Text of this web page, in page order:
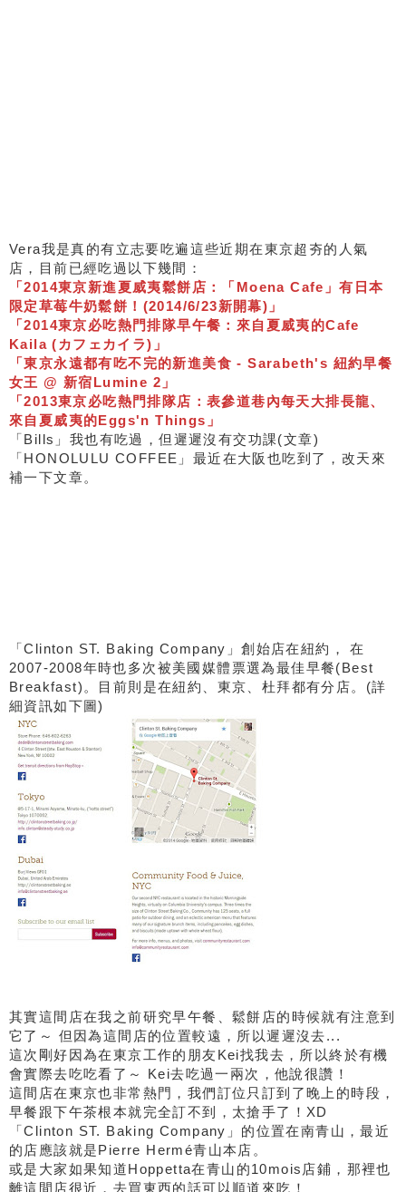
Vera我是真的有立志要吃遍這些近期在東京超夯的人氣
店，目前已經吃過以下幾間：
「2014東京新進夏威夷鬆餅店：「Moena Cafe」有日本
限定草莓牛奶鬆餅！(2014/6/23新開幕)」
「2014東京必吃熱門排隊早午餐：來自夏威夷的Cafe
Kaila (カフェカイラ)」
「東京永遠都有吃不完的新進美食 - Sarabeth's 紐約早餐
女王 @ 新宿Lumine 2」
「2013東京必吃熱門排隊店：表參道巷內每天大排長龍、
來自夏威夷的Eggs'n Things」
「Bills」我也有吃過，但遲遲沒有交功課(文章)
「HONOLULU COFFEE」最近在大阪也吃到了，改天來
補一下文章。
「Clinton ST. Baking Company」創始店在紐約， 在
2007-2008年時也多次被美國媒體票選為最佳早餐(Best
Breakfast)。目前則是在紐約、東京、杜拜都有分店。(詳
細資訊如下圖)
其實這間店在我之前研究早午餐、鬆餅店的時候就有注意到
它了～ 但因為這間店的位置較遠，所以遲遲沒去...
這次剛好因為在東京工作的朋友Kei找我去，所以終於有機
會實際去吃吃看了～ Kei去吃過一兩次，他說很讚！
這間店在東京也非常熱門，我們訂位只訂到了晚上的時段，
早餐跟下午茶根本就完全訂不到，太搶手了！XD
「Clinton ST. Baking Company」的位置在南青山，最近
的店應該就是Pierre Hermé青山本店。
或是大家如果知道Hoppetta在青山的10mois店鋪，那裡也
離這間店很近，去買東西的話可以順道來吃！